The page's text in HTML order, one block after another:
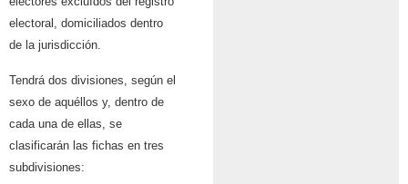
electoral, domiciliados dentro
de la jurisdicción.
Tendrá dos divisiones, según el
sexo de aquéllos y, dentro de
cada una de ellas, se
clasificarán las fichas en tres
subdivisiones: